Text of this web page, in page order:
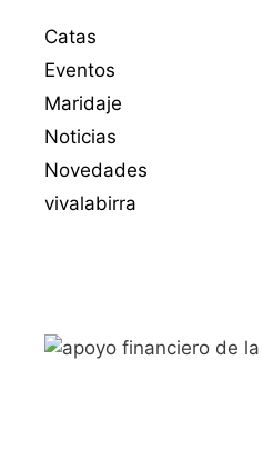
Catas
Eventos
Maridaje
Noticias
Novedades
vivalabirra